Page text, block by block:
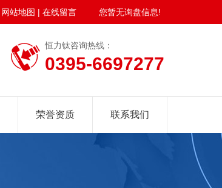
网站地图 | 在线留言 您暂无询盘信息!
恒力钛咨询热线：
0395-6697277
荣誉资质 联系我们